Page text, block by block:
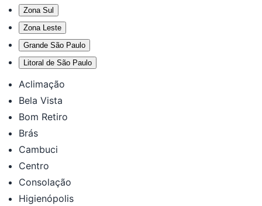
Zona Sul
Zona Leste
Grande São Paulo
Litoral de São Paulo
Aclimação
Bela Vista
Bom Retiro
Brás
Cambuci
Centro
Consolação
Higienópolis